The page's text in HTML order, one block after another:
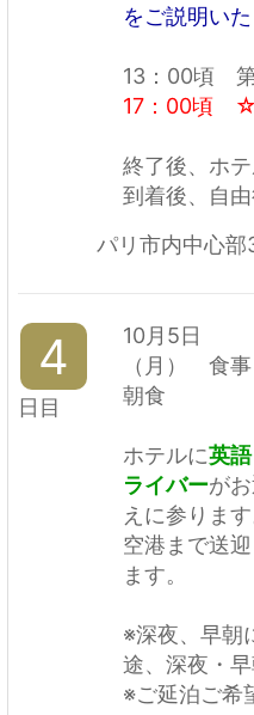
をご説明いた
13：00頃
17：00頃
終了後、ホ
到着後、自由
パリ市内中心
4
日目
10月5日
（月） 食事
朝食
ホテルに英語
ライバーが
えに参ります
空港まで送迎
ます。
※深夜、早朝
途、深夜・早
※ご延泊ご希